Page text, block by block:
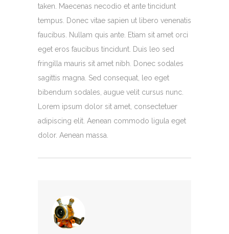
taken. Maecenas necodio et ante tincidunt
tempus. Donec vitae sapien ut libero venenatis
faucibus. Nullam quis ante. Etiam sit amet orci
eget eros faucibus tincidunt. Duis leo sed
fringilla mauris sit amet nibh. Donec sodales
sagittis magna. Sed consequat, leo eget
bibendum sodales, augue velit cursus nunc.
Lorem ipsum dolor sit amet, consectetuer
adipiscing elit. Aenean commodo ligula eget
dolor. Aenean massa.